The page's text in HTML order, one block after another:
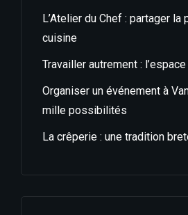
L’Atelier du Chef : partager la
cuisine
Travailler autrement :
Organiser un événement à
mille possibilités
La crêperie : une tradition